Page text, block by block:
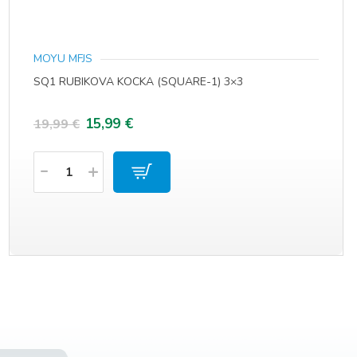
MOYU MFJS
SQ1 RUBIKOVA KOCKA (SQUARE-1) 3×3
19,99€ Izvorna
cijena
bila
15,99 €Trenutna
cijena
je:
Količina